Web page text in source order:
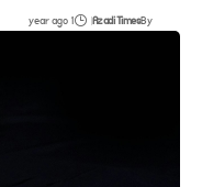
By
Azadi Times
1 year ago